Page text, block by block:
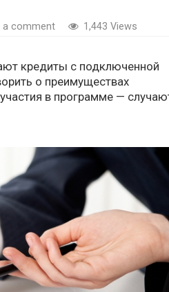
a comment 1,443 Views
кредиты с подключенной
о преимуществах
в программе —